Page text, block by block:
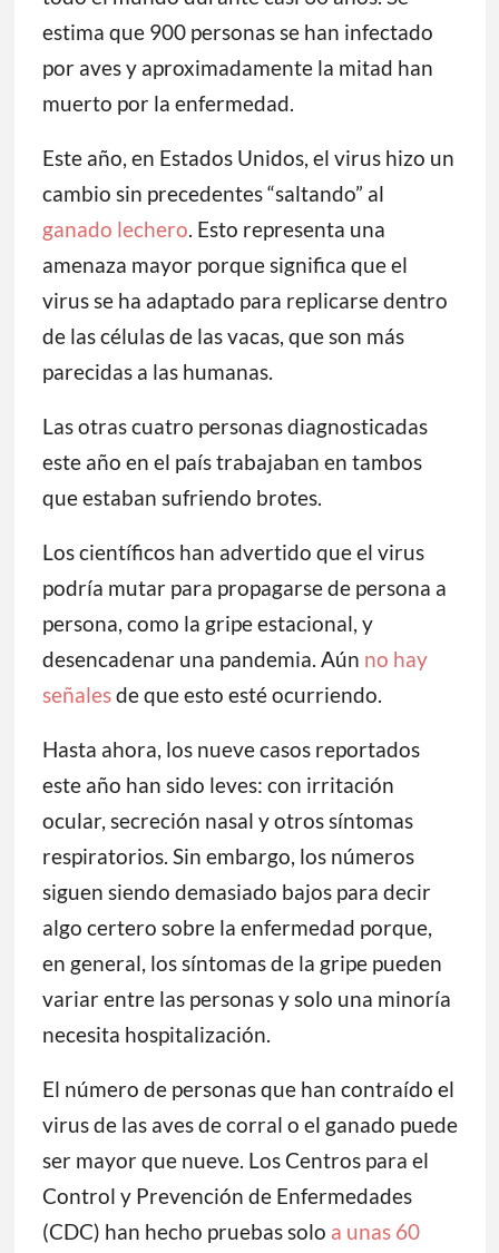
estima que 900 personas se han infectado
por aves y aproximadamente la mitad han
muerto por la enfermedad.
Este año, en Estados Unidos, el virus hizo un
cambio sin precedentes “saltando” al
ganado lechero. Esto representa una
amenaza mayor porque significa que el
virus se ha adaptado para replicarse dentro
de las células de las vacas, que son más
parecidas a las humanas.
Las otras cuatro personas diagnosticadas
este año en el país trabajaban en tambos
que estaban sufriendo brotes.
Los científicos han advertido que el virus
podría mutar para propagarse de persona a
persona, como la gripe estacional, y
desencadenar una pandemia. Aún no hay
señalesde que esto esté ocurriendo.
Hasta ahora, los nueve casos reportados
este año han sido leves: con irritación
ocular, secreción nasal y otros síntomas
respiratorios. Sin embargo, los números
siguen siendo demasiado bajos para decir
algo certero sobre la enfermedad porque,
en general, los síntomas de la gripe pueden
variar entre las personas y solo una minoría
necesita hospitalización.
El número de personas que han contraído el
virus de las aves de corral o el ganado puede
ser mayor que nueve. Los Centros para el
Control y Prevención de Enfermedades
(CDC) han hecho pruebas solo a unas 60